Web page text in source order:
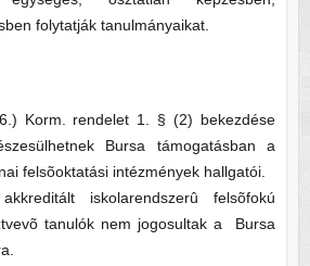
folytatják tanulmányaikat.
Korm. rendelet 1. § (2) bekezdése
Bursa támogatásban a
felsõoktatási intézmények hallgatói.
iskolarendszerû felsõfokú
tanulók nem jogosultak a Bursa